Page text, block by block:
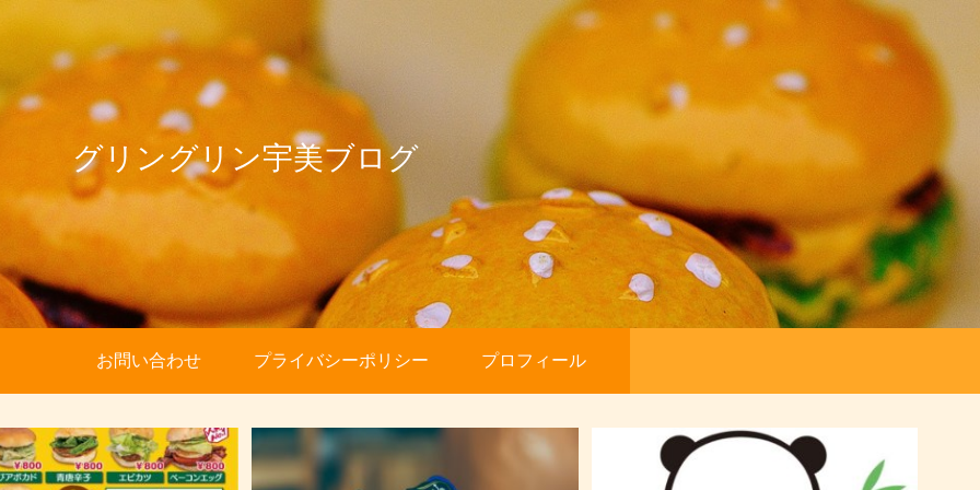
グリングリン宇美ブログ
お問い合わせ プライバシーポリシー プロフィール